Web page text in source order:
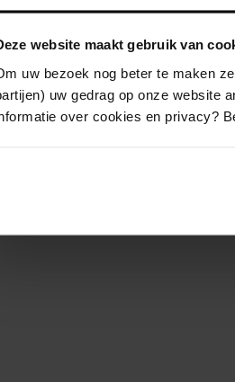
website maakt gebruik van
uw bezoek nog beter te maken
uw gedrag op onze website
over cookies en privacy?